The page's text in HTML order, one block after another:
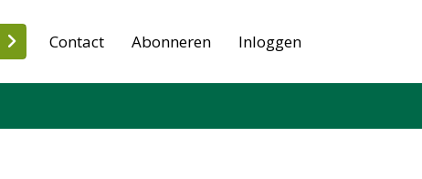
Contact Abonneren Inloggen